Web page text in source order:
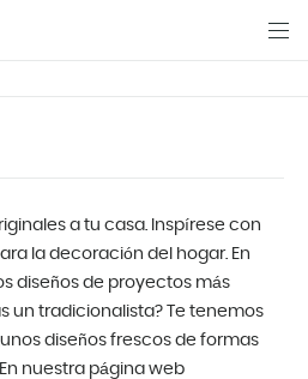
a tu casa. Inspírese con
la decoración del hogar. En
diseños de proyectos más
un tradicionalista? Te tenemos
diseños frescos de formas
nuestra página web